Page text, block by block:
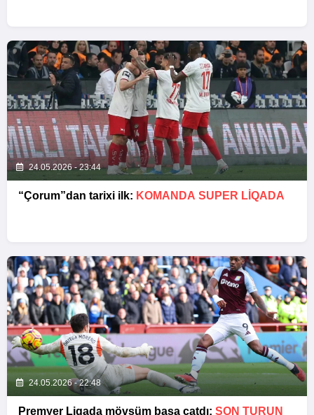
24.05.2026 - 23:44
“Çorum”dan tarixi ilk: KOMANDA SUPER LIQADA
24.05.2026 - 22:48
Premyer Liqada mövsüm başa çatdı: SON TURUN